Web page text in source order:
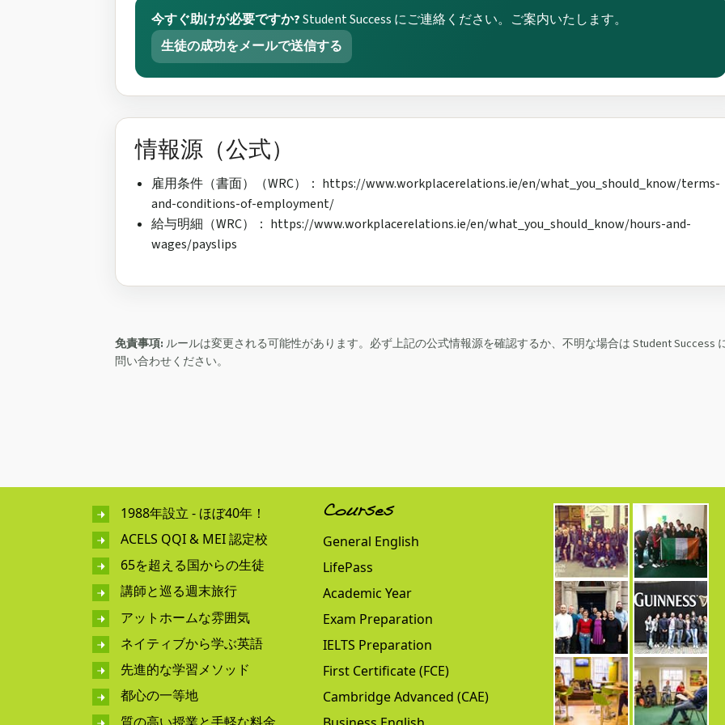
今すぐ助けが必要ですか?Student Success にご連絡ください。ご案内いたします。
生徒の成功をメールで送信する
情報源（公式）
雇用条件（書面）（WRC）： https://www.workplacerelations.ie/en/what_you_should_know/terms-
and-conditions-of-employment/
給与明細（WRC）： https://www.workplacerelations.ie/en/what_you_should_know/hours-and-
wages/payslips
免責事項: ルールは変更される可能性があります。必ず上記の公式情報源を確認するか、不明な場合は Student Success
問い合わせください。
1988年設立 - ほぼ40年！
ACELS QQI & MEI 認定校
65を超える国からの生徒
講師と巡る週末旅行
アットホームな雰囲気
ネイティブから学ぶ英語
先進的な学習メソッド
都心の一等地
質の高い授業と手軽な料金
Courses
General English
LifePass
Academic Year
Exam Preparation
IELTS Preparation
First Certificate (FCE)
Cambridge Advanced (CAE)